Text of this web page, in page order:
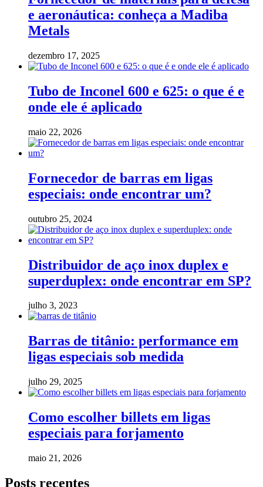
e aeronáutica: conheça a Madiba
Metals
dezembro 17, 2025
Tubo de Inconel 600 e 625: o que é e
onde ele é aplicado
maio 22, 2026
Fornecedor de barras em ligas
especiais: onde encontrar um?
outubro 25, 2024
Distribuidor de aço inox duplex e
superduplex: onde encontrar em SP?
julho 3, 2023
Barras de titânio: performance em
ligas especiais sob medida
julho 29, 2025
Como escolher billets em ligas
especiais para forjamento
maio 21, 2026
Posts recentes